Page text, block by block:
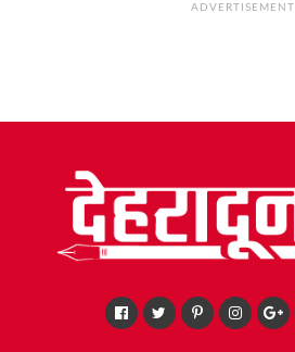
ADVERTISEMENT